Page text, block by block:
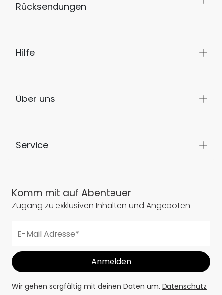
Rücksendungen
Hilfe
Über uns
Service
Komm mit auf Abenteuer
Zugang zu exklusiven Inhalten und Angeboten
Wir gehen sorgfältig mit deinen Daten um. Datenschutz